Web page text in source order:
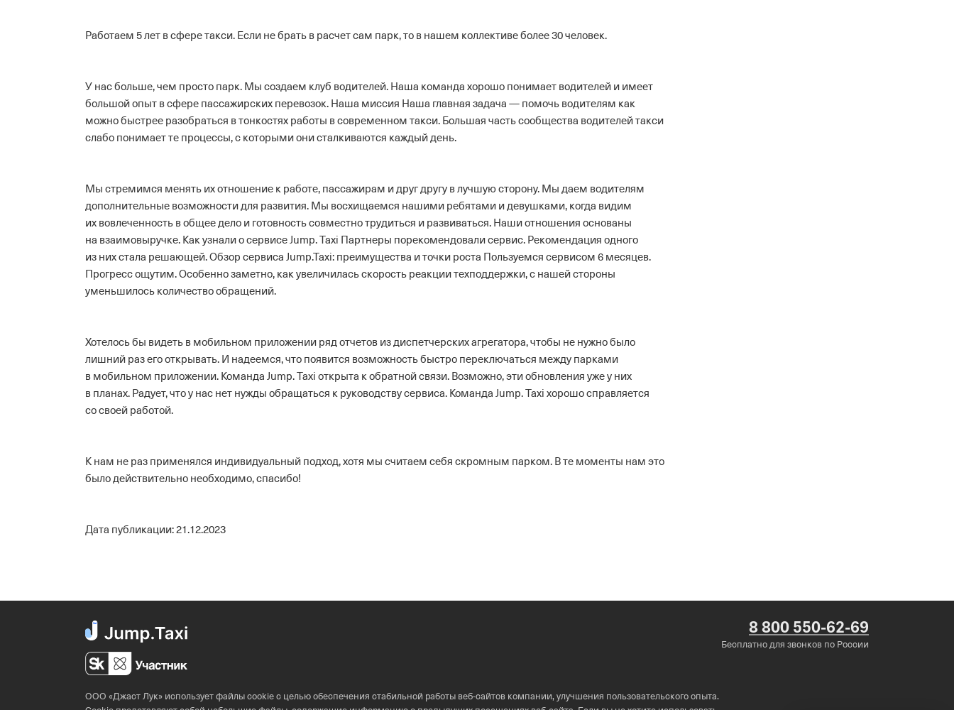
Работаем 5 лет в сфере такси. Если не брать в расчет сам парк, то в нашем коллективе более 30 человек.
У нас больше, чем просто парк. Мы создаем клуб водителей. Наша команда хорошо понимает водителей и имеет
большой опыт в сфере пассажирских перевозок. Наша миссия Наша главная задача — помочь водителям как
можно быстрее разобраться в тонкостях работы в современном такси. Большая часть сообщества водителей такси
слабо понимает те процессы, с которыми они сталкиваются каждый день.
Мы стремимся менять их отношение к работе, пассажирам и друг другу в лучшую сторону. Мы даем водителям
дополнительные возможности для развития. Мы восхищаемся нашими ребятами и девушками, когда видим
их вовлеченность в общее дело и готовность совместно трудиться и развиваться. Наши отношения основаны
на взаимовыручке. Как узнали о сервисе Jump. Taxi Партнеры порекомендовали сервис. Рекомендация одного
из них стала решающей.Обзор сервиса Jump.Taxi: преимущества и точки роста Пользуемся сервисом 6 месяцев.
Прогресс ощутим. Особенно заметно, как увеличилась скорость реакции техподдержки, с нашей стороны
уменьшилось количество обращений.
Хотелось бы видеть в мобильном приложении ряд отчетов из диспетчерских агрегатора, чтобы не нужно было
лишний раз его открывать. И надеемся, что появится возможность быстро переключаться между парками
в мобильном приложении. Команда Jump. Taxi открыта к обратной связи. Возможно, эти обновления уже у них
в планах. Радует, что у нас нет нужды обращаться к руководству сервиса. Команда Jump. Taxi хорошо справляется
со своей работой.
К нам не раз применялся индивидуальный подход, хотя мы считаем себя скромным парком. В те моменты нам это
было действительно необходимо, спасибо!
Дата публикации: 21.12.2023
8 800 550-62-69
Бесплатно для звонков по России
ООО «Джаст Лук» использует файлы cookie с целью обеспечения стабильной работы веб-сайтов компании, улучшения пользовательского опыта.